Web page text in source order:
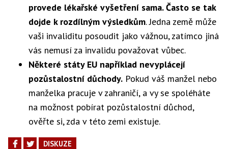
provede lékařské vyšetření sama. Často se tak
dojde k rozdílným výsledkům. Jedna země může
vaši invaliditu posoudit jako vážnou, zatímco jiná
vás nemusí za invalidu považovat vůbec.
Některé státy EU například nevyplácejí
pozůstalostní důchody. Pokud váš manžel nebo
manželka pracuje v zahraničí, a vy se spoléháte
na možnost pobírat pozůstalostní důchod,
ověřte si, zda v této zemi existuje.
DISKUZE